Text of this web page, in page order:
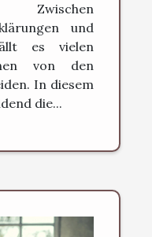
Zwischen
und
es vielen
von den
In diesem
die...